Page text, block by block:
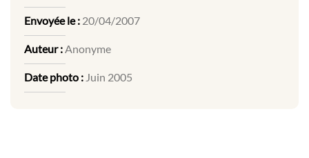
Envoyée le : 20/04/2007
Auteur :Anonyme
Date photo : Juin 2005